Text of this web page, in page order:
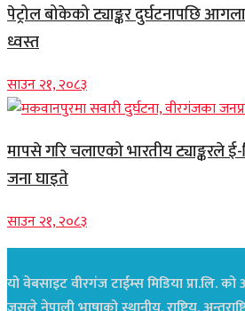
पेट्रोल बोकेको ट्याङ्कर दुर्घटनापछि
ध्वस्त
साउन २१, २०८३
मापसे गरि चलाएको भारतीय ट्याङ्करले
जना घाइते
साउन २१, २०८३
यो वेबसाइट वीरगंज टाईम्स मिडिया प्रा.लि.